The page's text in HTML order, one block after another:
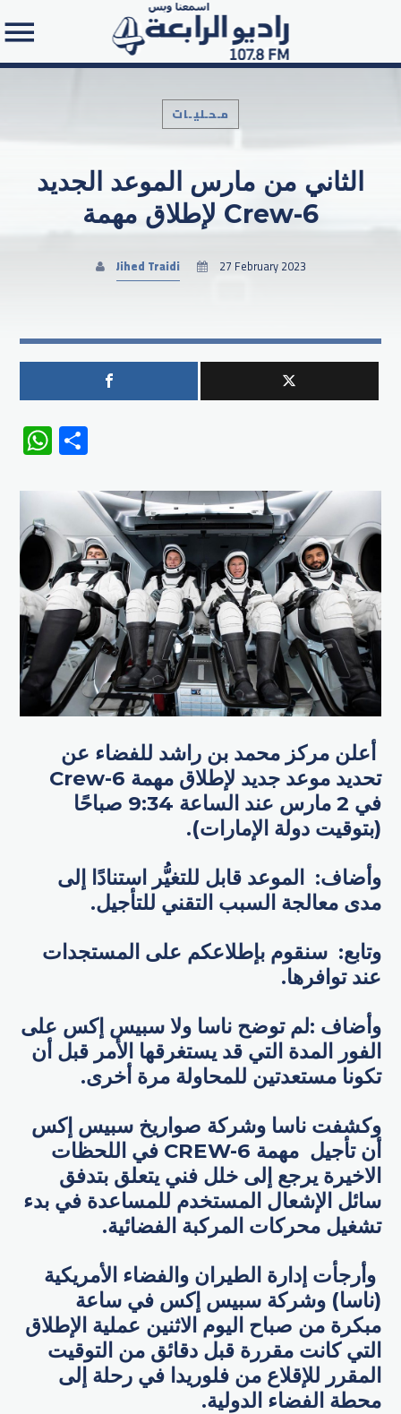
Search in the website:
مـحـليـات
الثاني من مارس الموعد الجديد
لإطلاق مهمة Crew-6
Jihed Traidi 27 February 2023
WhatsApp
أعلن مركز محمد بن راشد للفضاء عن
تحديد موعد جديد لإطلاق مهمة Crew-6
في 2 مارس عند الساعة 9:34 صباحًا
(بتوقيت دولة الإمارات).
وأضاف: الموعد قابل للتغيُّر استنادًا إلى
مدى معالجة السبب التقني للتأجيل.
وتابع: سنقوم بإطلاعكم على المستجدات
عند توافرها.
وأضاف :لم توضح ناسا ولا سبيس إكس على
الفور المدة التي قد يستغرقها الأمر قبل أن
تكونا مستعدتين للمحاولة مرة أخرى.
وكشفت ناسا وشركة صواريخ سبيس إكس
أن تأجيل مهمة CREW-6 في اللحظات
الاخيرة يرجع إلى خلل فني يتعلق بتدفق
سائل الإشعال المستخدم للمساعدة في بدء
تشغيل محركات المركبة الفضائية.
وأرجأت إدارة الطيران والفضاء الأمريكية
(ناسا) وشركة سبيس إكس في ساعة
مبكرة من صباح اليوم الاثنين عملية الإطلاق
التي كانت مقررة قبل دقائق من التوقيت
المقرر للإقلاع من فلوريدا في رحلة إلى
محطة الفضاء الدولية.